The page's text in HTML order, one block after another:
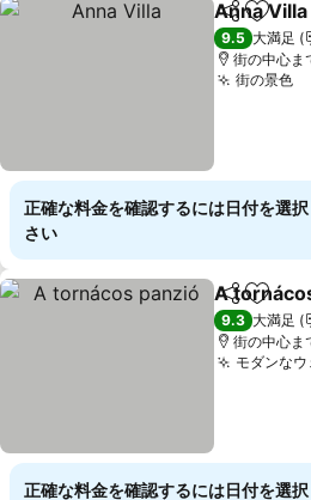
シェアお気
Anna Villa
9.5 大満足
街の中心ま
街の景色
正確な料金を確認するには日付を選
さい
シェアお気
A
9.3 大満足
街の中心ま
モダンな
正確な料金を確認するには日付を選